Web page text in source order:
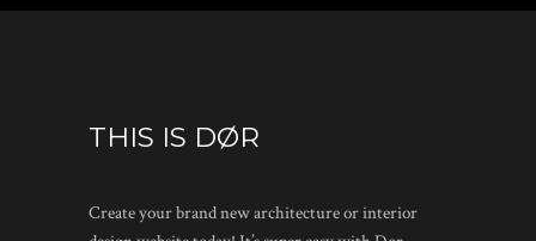
THIS IS DØR
Create your brand new architecture or interior